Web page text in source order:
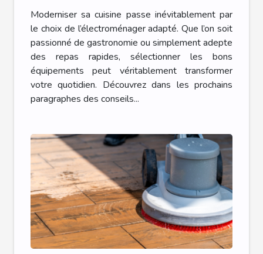
transformera votre cuisine ?
Moderniser sa cuisine passe inévitablement par
le choix de l’électroménager adapté. Que l’on soit
passionné de gastronomie ou simplement adepte
des repas rapides, sélectionner les bons
équipements peut véritablement transformer
votre quotidien. Découvrez dans les prochains
paragraphes des conseils...